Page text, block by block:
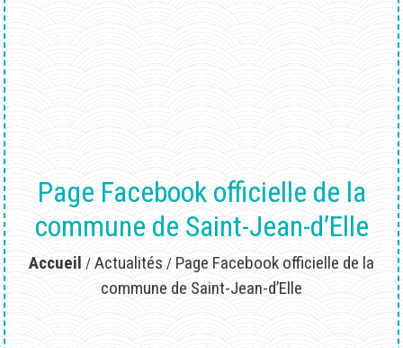
Page Facebook officielle de la
commune de Saint-Jean-d’Elle
Accueil / Actualités / Page Facebook officielle de la
commune de Saint-Jean-d’Elle